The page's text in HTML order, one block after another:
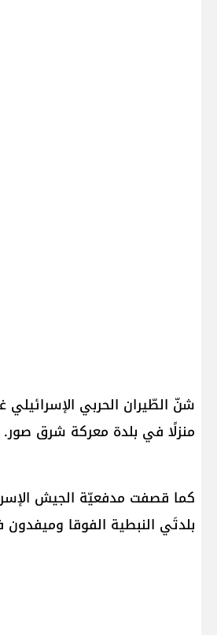
شنّ الطّيران الحربي
منزلًا في بلدة معركة شرق صور.
كما قصفت مدفعيّة الجيش
بلدتَي النبطية الفوقا